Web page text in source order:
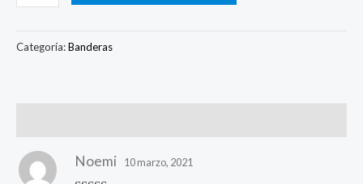
Categoría:Banderas
Noemi 10 marzo, 2021